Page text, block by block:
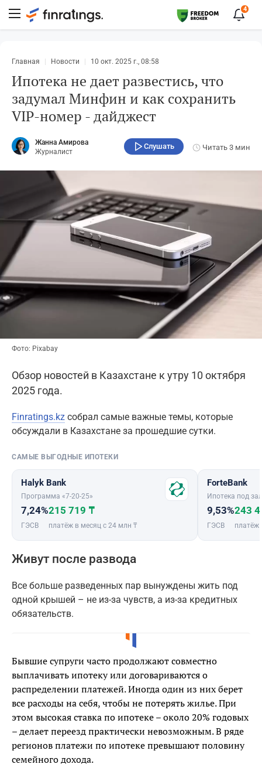
4
Главная Новости 10 окт. 2025 г., 08:58
Ипотека не дает развестись, что
задумал Минфин и как сохранить
VIP-номер - дайджест
Жанна Амирова
Журналист
Слушать Читать 3 мин
Фото: Pixabay
Обзор новостей в Казахстане к утру 10 октября
2025 года.
Finratings.kz собрал самые важные темы, которые
обсуждали в Казахстане за прошедшие сутки.
САМЫЕ ВЫГОДНЫЕ ИПОТЕКИ
Halyk Bank
Программа «7-20-25»
7,24%
ГЭСВ
215 719 ₸
платёж в месяц с 24 млн ₸
ForteBank
Ипотека под
9,53%
ГЭСВ
243
платёж
Живут после развода
Все больше разведенных пар вынуждены жить под
одной крышей – не из-за чувств, а из-за кредитных
обязательств.
Бывшие супруги часто продолжают совместно
выплачивать ипотеку или договариваются о
распределении платежей. Иногда один из них берет
все расходы на себя, чтобы не потерять жилье. При
этом высокая ставка по ипотеке – около 20% годовых
– делает переезд практически невозможным. В ряде
регионов платежи по ипотеке превышают половину
семейного дохода.